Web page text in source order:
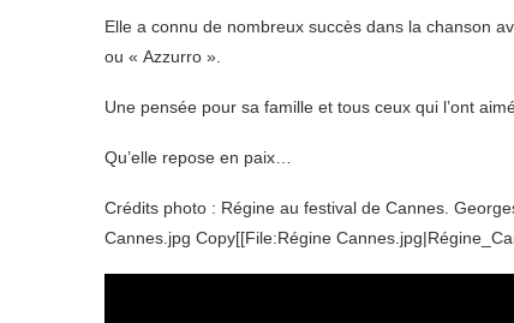
Elle a connu de nombreux succès dans la chanson
ou « Azzurro ».
Une pensée pour sa famille et tous ceux qui l’ont
Qu’elle repose en paix…
Crédits photo : Régine au festival de Cannes.
Cannes.jpg Copy[[File:Régine